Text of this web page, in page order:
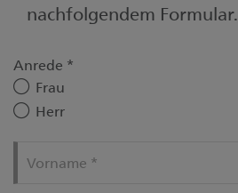
nachfolgendem Formular.
Anrede *
Frau
Herr
Vorname *